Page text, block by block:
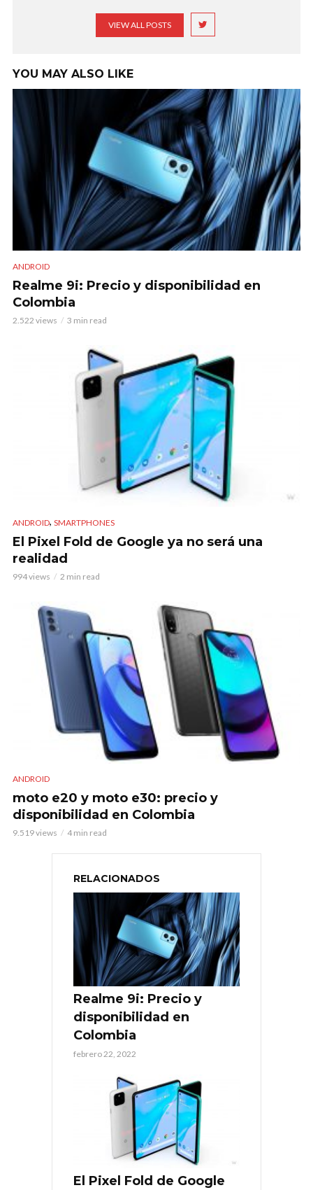
VIEW ALL POSTS
YOU MAY ALSO LIKE
ANDROID
Realme 9i: Precio y disponibilidad en
Colombia
2.522 views 3 min read
ANDROID, SMARTPHONES
El Pixel Fold de Google ya no será una
realidad
994 views 2 min read
ANDROID
moto e20 y moto e30: precio y
disponibilidad en Colombia
9.519 views 4 min read
RELACIONADOS
Realme 9i: Precio y
disponibilidad en
Colombia
febrero 22, 2022
El Pixel Fold de Google